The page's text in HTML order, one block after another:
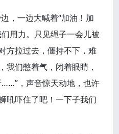
，一边大喊着“加油！加
用力。只见绳子一会儿被
方拉过去，僵持不下，难
我们憋着气，闭着眼睛，
，声音惊天动地，也许
吼吓住了吧！一下子我们